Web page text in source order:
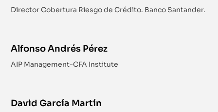
Director Cobertura Riesgo de Crédito. Banco Santander.
Alfonso Andrés Pérez
AIP Management-CFA Institute
David García Martín